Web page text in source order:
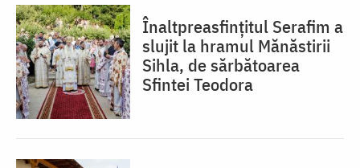
Înaltpreasfințitul Serafim a
slujit la hramul Mănăstirii
Sihla, de sărbătoarea
Sfintei Teodora